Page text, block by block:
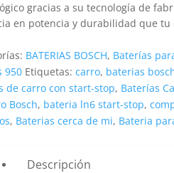
gracias a su tecnología de
en potencia y durabilidad que tu
BATERIAS BOSCH, Baterías
950 Etiquetas:carro, baterias
de carro con start-stop, Baterías
Bosch, bateria ln6 start-stop,
, Baterias cerca de mi, Bateria
Descripción